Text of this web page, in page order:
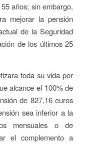
años; sin embargo,
mejorar la pensión
de la Seguridad
de los últimos 25
toda su vida por
alcance el 100% de
de 827,16 euros
sea inferior a la
mensuales o de
el complemento a